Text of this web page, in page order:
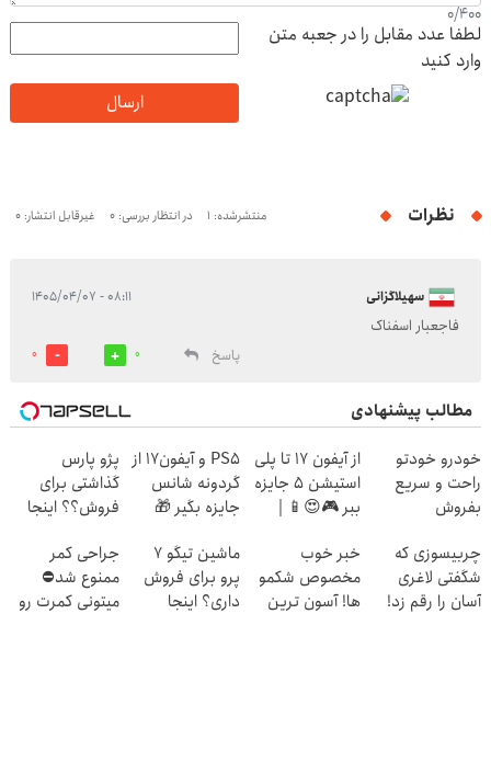
0/400
لطفا عدد مقابل را در جعبه متن
وارد کنید
ارسال
نظرات منتشرشده: 1 در انتظار بررسی: 0 غیرقابل انتشار: 0
سهیلاگزانی ۰۸:۱۱ - ۱۴۰۵/۰۴/۰۷
فاجعبار اسفناک
پاسخ
0
0
مطالب پیشنهادی
خودرو خودتو
راحت و سریع
بفروش
از آیفون 17 تا پلی
استیشن 5 جایزه
ببر 🎮😍📱 |
بچرخون
PS5 و آیفون17 از
گردونه شانس
جایزه بگیر 🎁
پژو پارس
گذاشتی برای
فروش؟؟ اینجا
چربیسوزی که
شگفتی لاغری
آسان را رقم زد!
خبر خوب
مخصوص شکمو
ها! آسون ترین
ماشین تیگو 7
پرو برای فروش
داری؟ اینجا
جراحی کمر
ممنوع شد⛔
میتونی کمرت رو